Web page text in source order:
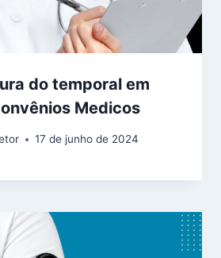
do temporal em
Medicos
17 de junho de 2024